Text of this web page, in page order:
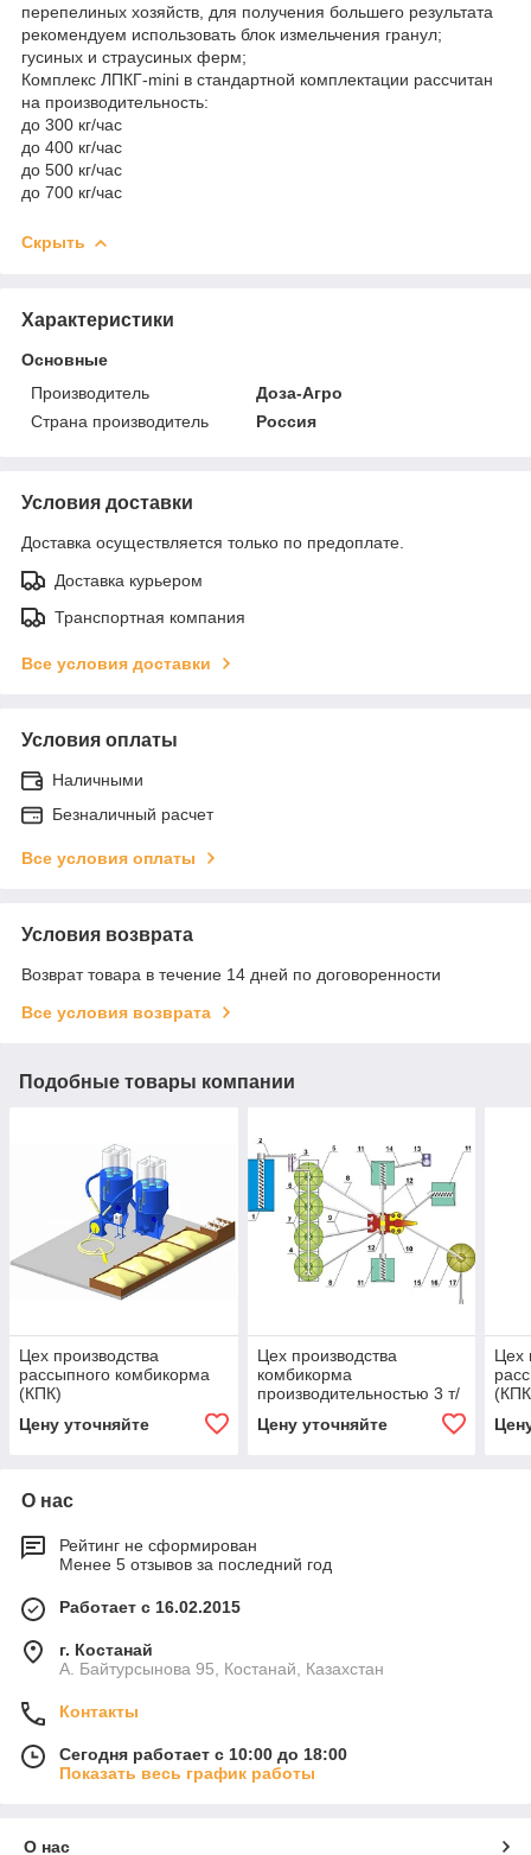
перепелиных хозяйств, для получения большего результата
рекомендуем использовать блок измельчения гранул;
гусиных и страусиных ферм;
Комплекс ЛПКГ-mini в стандартной комплектации рассчитан
на производительность:
до 300 кг/час
до 400 кг/час
до 500 кг/час
до 700 кг/час
Скрыть
Характеристики
Основные
Производитель
Доза-Агро
Страна производитель
Россия
Условия доставки
Доставка осуществляется только по предоплате.
Доставка курьером
Транспортная компания
Все условия доставки
Условия оплаты
Наличными
Безналичный расчет
Все условия оплаты
Условия возврата
Возврат товара в течение 14 дней по договоренности
Все условия возврата
Подобные товары компании
Цех производства
рассыпного комбикорма
(КПК)
Цену уточняйте
Цех производства
комбикорма
производительностью 3 т/
Цену уточняйте
Цех
О нас
Рейтинг не сформирован
Менее 5 отзывов за последний год
Работает с 16.02.2015
г. Костанай
А. Байтурсынова 95, Костанай, Казахстан
Контакты
Сегодня работает с 10:00 до 18:00
Показать весь график работы
О нас